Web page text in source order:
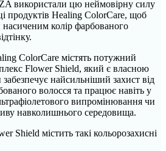
використали цю неймовірну силу
продуктів Healing ColorCare, щоб
насиченим колір фарбованого
ColorCare містять потужний
Flower Shield, який є власною
найсильніший захист від
волосся та працює навіть у
випромінювання чи
навколишнього середовища.
Shield містить такі кольорозахисні